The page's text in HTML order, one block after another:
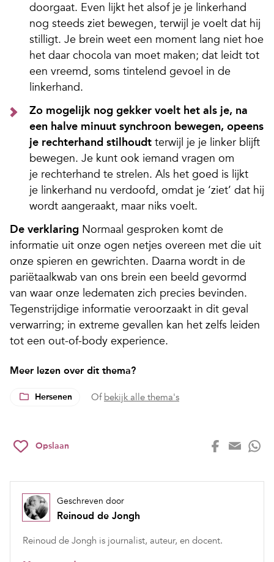
doorgaat. Even lijkt het alsof je je linkerhand
nog steeds ziet bewegen, terwijl je voelt dat hij
stilligt. Je brein weet een moment lang niet hoe
het daar chocola van moet maken; dat leidt tot
een vreemd, soms tintelend gevoel in de
linkerhand.
Zo mogelijk nog gekker voelt het als je, na
een halve minuut synchroon bewegen, opeens
je rechterhand stilhoudt terwijl je je linker blijft
bewegen. Je kunt ook iemand vragen om
je rechterhand te strelen. Als het goed is lijkt
je linkerhand nu verdoofd, omdat je ‘ziet’ dat hij
wordt aangeraakt, maar niks voelt.
De verklaring Normaal gesproken komt de
informatie uit onze ogen netjes overeen met die uit
onze spieren en gewrichten. Daarna wordt in de
pariëtaalkwab van ons brein een beeld gevormd
van waar onze ledematen zich precies bevinden.
Tegenstrijdige informatie veroorzaakt in dit geval
verwarring; in extreme gevallen kan het zelfs leiden
tot een out-of-body experience.
Meer lezen over dit thema?
Hersenen Of bekijk alle thema's
Opslaan
Geschreven door
Reinoud de Jongh
Reinoud de Jongh is journalist, auteur, en docent.